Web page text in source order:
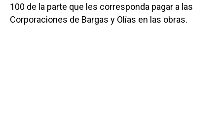
100 de la parte que les corresponda pagar a las
Corporaciones de Bargas y Olías en las obras.